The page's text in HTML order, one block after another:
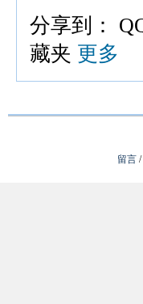
分享到：
藏夹 更多
留言 /